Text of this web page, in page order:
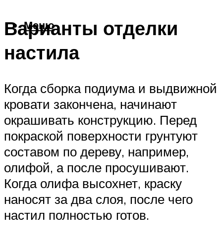
Меню
Варианты отделки
настила
Когда сборка подиума и выдвижной
кровати закончена, начинают
окрашивать конструкцию. Перед
покраской поверхности грунтуют
составом по дереву, например,
олифой, а после просушивают.
Когда олифа высохнет, краску
наносят за два слоя, после чего
настил полностью готов.